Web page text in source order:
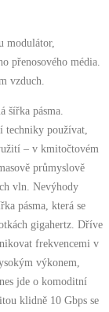
modulátor,
přenosového média.
vzduch.
šířka pásma.
techniky používat,
– v kmitočtovém
průmyslově
vln. Nevýhody
pásma, která se
gigahertz. Dříve
frekvencemi v
výkonem,
jde o komoditní
klidně 10 Gbps se